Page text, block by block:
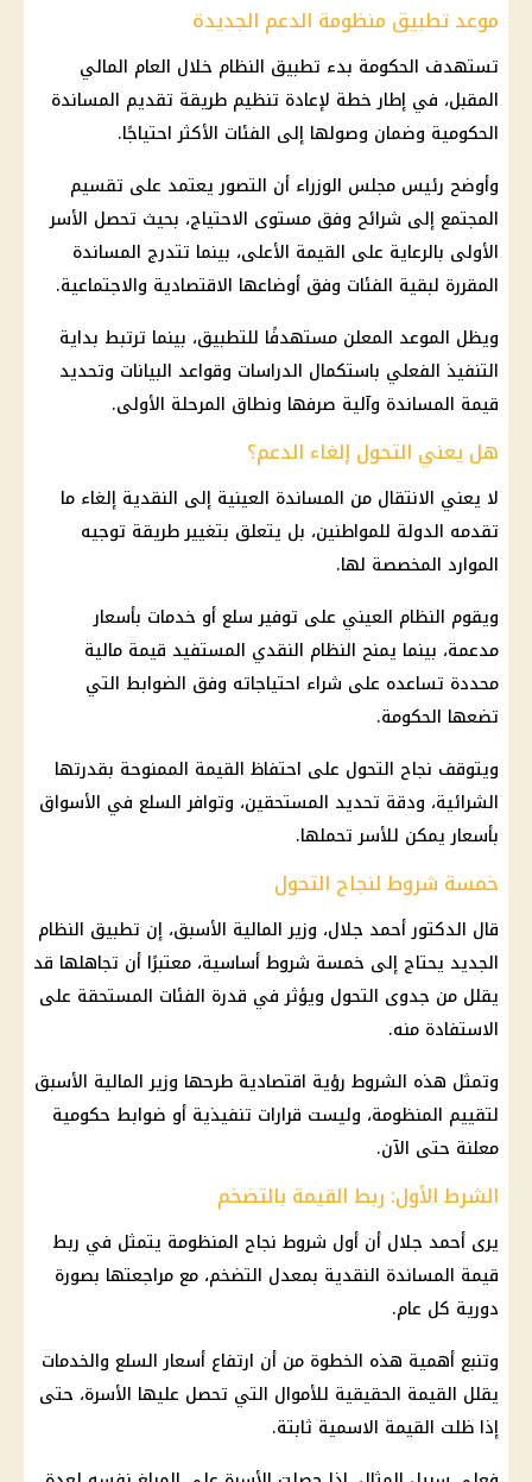
موعد تطبيق منظومة الدعم الجديدة
تستهدف الحكومة بدء تطبيق النظام خلال العام المالي
المقبل، في إطار خطة لإعادة تنظيم طريقة تقديم المساندة
الحكومية وضمان وصولها إلى الفئات الأكثر احتياجًا.
وأوضح رئيس مجلس الوزراء أن التصور يعتمد على تقسيم
المجتمع إلى شرائح وفق مستوى الاحتياج، بحيث تحصل الأسر
الأولى بالرعاية على القيمة الأعلى، بينما تتدرج المساندة
المقررة لبقية الفئات وفق أوضاعها الاقتصادية والاجتماعية.
ويظل الموعد المعلن مستهدفًا للتطبيق، بينما ترتبط بداية
التنفيذ الفعلي باستكمال الدراسات وقواعد البيانات وتحديد
قيمة المساندة وآلية صرفها ونطاق المرحلة الأولى.
هل يعني التحول إلغاء الدعم؟
لا يعني الانتقال من المساندة العينية إلى النقدية إلغاء ما
تقدمه الدولة للمواطنين، بل يتعلق بتغيير طريقة توجيه
الموارد المخصصة لها.
ويقوم النظام العيني على توفيرسلعأو خدمات بأسعار
مدعمة، بينما يمنح النظام النقدي المستفيد قيمة مالية
محددة تساعده على شراء احتياجاته وفق الضوابط التي
تضعها الحكومة.
ويتوقف نجاح التحول على احتفاظ القيمة الممنوحة بقدرتها
الشرائية، ودقة تحديد المستحقين، وتوافرالسلع في الأسواق
بأسعار يمكن للأسر تحملها.
خمسة شروط لنجاح التحول
قال الدكتور أحمد جلال، وزيرالمالية الأسبق، إن تطبيق النظام
الجديد يحتاج إلى خمسة شروط أساسية، معتبرًا أن تجاهلها قد
يقلل من جدوى التحول ويؤثر في قدرة الفئات المستحقة على
الاستفادة منه.
وتمثل هذه الشروط رؤية اقتصادية طرحها وزيرالمالية الأسبق
لتقييم المنظومة، وليست قرارات تنفيذية أو ضوابط حكومية
معلنة حتى الآن.
الشرط الأول: ربط القيمة بالتضخم
يرى أحمد جلال أن أول شروط نجاح المنظومة يتمثل في ربط
قيمة المساندة النقدية بمعدل التضخم، مع مراجعتها بصورة
دورية كل عام.
وتنبع أهمية هذه الخطوة من أن ارتفاع أسعار السلع والخدمات
يقلل القيمة الحقيقية للأموال التي تحصل عليها الأسرة، حتى
إذا ظلت القيمة الاسمية ثابتة.